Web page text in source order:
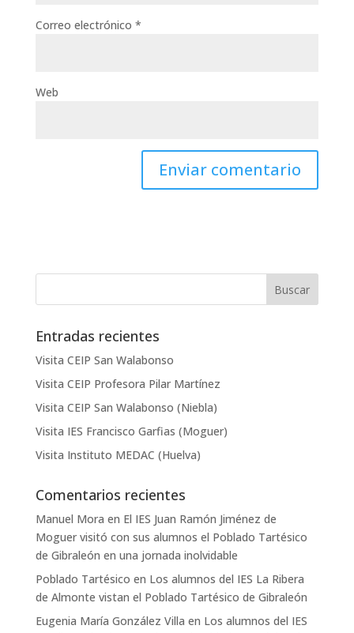
Correo electrónico *
Web
Entradas recientes
Visita CEIP San Walabonso
Visita CEIP Profesora Pilar Martínez
Visita CEIP San Walabonso (Niebla)
Visita IES Francisco Garfias (Moguer)
Visita Instituto MEDAC (Huelva)
Comentarios recientes
Manuel Mora en El IES Juan Ramón Jiménez de
Moguer visitó con sus alumnos el Poblado Tartésico
de Gibraleón en una jornada inolvidable
Poblado Tartésico en Los alumnos del IES La Ribera
de Almonte vistan el Poblado Tartésico de Gibraleón
Eugenia María González Villa en Los alumnos del IES